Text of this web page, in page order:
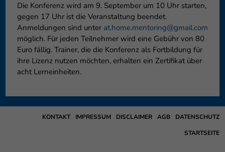
Die Konferenz wird am 9. September um 10 Uhr starten,
gegen 17 Uhr ist die Veranstaltung beendet.
Anmeldungen sind unter at.home.mentoring@gmail.com
möglich. Für jeden Teilnehmer wird eine Gebühr von 80
Euro fällig. Trainer, die die Konferenz als Fortbildung für
ihre Lizenz nutzen möchten, erhalten ein Zertifikat über
acht Lerneinheiten.
DATENSCHUTZ
AGB
DISCLAIMER
IMPRESSUM
KONTAKT
STARTSEITE